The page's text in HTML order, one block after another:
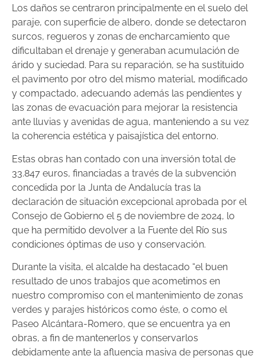
Los daños se centraron principalmente en el suelo del
paraje, con superficie de albero, donde se detectaron
surcos, regueros y zonas de encharcamiento que
dificultaban el drenaje y generaban acumulación de
árido y suciedad. Para su reparación, se ha sustituido
el pavimento por otro del mismo material, modificado
y compactado, adecuando además las pendientes y
las zonas de evacuación para mejorar la resistencia
ante lluvias y avenidas de agua, manteniendo a su vez
la coherencia estética y paisajística del entorno.
Estas obras han contado con una inversión total de
33.847 euros, financiadas a través de la subvención
concedida por la Junta de Andalucía tras la
declaración de situación excepcional aprobada por el
Consejo de Gobierno el 5 de noviembre de 2024, lo
que ha permitido devolver a la Fuente del Río sus
condiciones óptimas de uso y conservación.
Durante la visita, el alcalde ha destacado “el buen
resultado de unos trabajos que acometimos en
nuestro compromiso con el mantenimiento de zonas
verdes y parajes históricos como éste, o como el
Paseo Alcántara-Romero, que se encuentra ya en
obras, a fin de mantenerlos y conservarlos
debidamente ante la afluencia masiva de personas que